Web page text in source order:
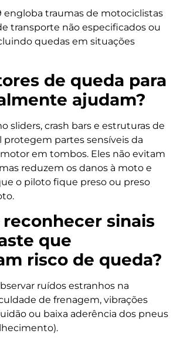
engloba traumas de motociclistas
transporte não especificados ou
quedas em situações
de queda para
ajudam?
sliders, crash bars e estruturas de
protegem partes sensíveis da
em tombos. Eles não evitam
reduzem os danos à moto e
o piloto fique preso ou preso
reconhecer sinais
que
risco de queda?
ruídos estranhos na
de frenagem, vibrações
ou baixa aderência dos pneus